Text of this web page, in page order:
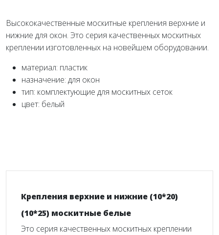
Высококачественные москитные крепления верхние и
нижние для окон. Это серия качественных москитных
креплении изготовленных на новейшем оборудовании.
материал: пластик
назначение: для окон
тип: комплектующие для москитных сеток
цвет: белый
Крепления верхние и нижние (10*20)
(10*25) москитные белые
Это серия качественных москитных креплении